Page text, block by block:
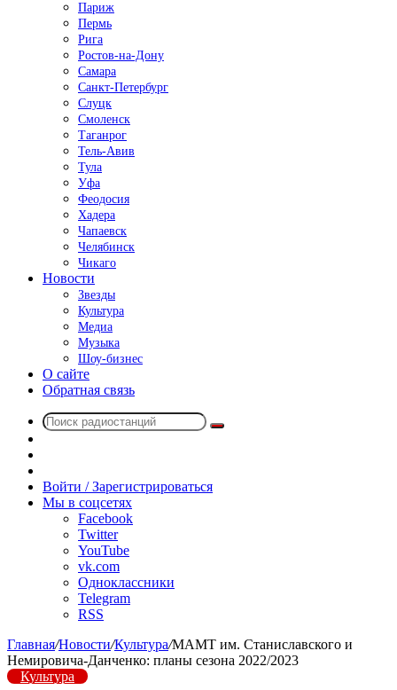
Париж
Пермь
Рига
Ростов-на-Дону
Самара
Санкт-Петербург
Слуцк
Смоленск
Таганрог
Тель-Авив
Тула
Уфа
Феодосия
Хадера
Чапаевск
Челябинск
Чикаго
Новости
Звезды
Культура
Медиа
Музыка
Шоу-бизнес
О сайте
Обратная связь
Поиск
радио
Войти / Зарегистрироваться
Мы в соцсетях
Facebook
Twitter
YouTube
vk.com
Одноклассники
Telegram
RSS
Главная/Новости/Культура/МАМТ им. Станиславского и
Немировича-Данченко: планы сезона 2022/2023
Культура